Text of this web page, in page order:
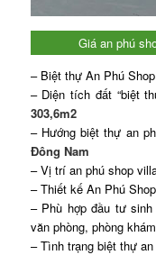
Giá an phú
– Biệt thự An Phú
– Diện tích đất “biệt
303,6m2
– Hướng biệt thự an
Đông Nam
– Vị trí an phú shop
– Thiết kế An Phú
– Phù hợp đầu tư
văn phòng, phòng
– Tình trạng biệt thự